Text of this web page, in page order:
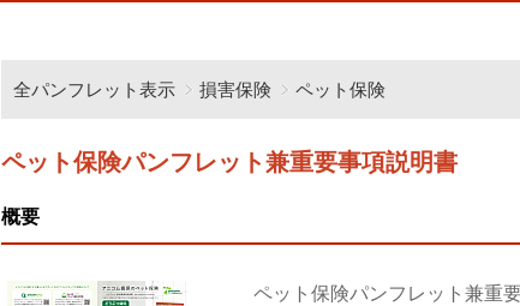
全パンフレット表示 損害保険 ペット保険
ペット保険パンフレット兼重要事項説明書
概要
ペット保険パンフレット兼重